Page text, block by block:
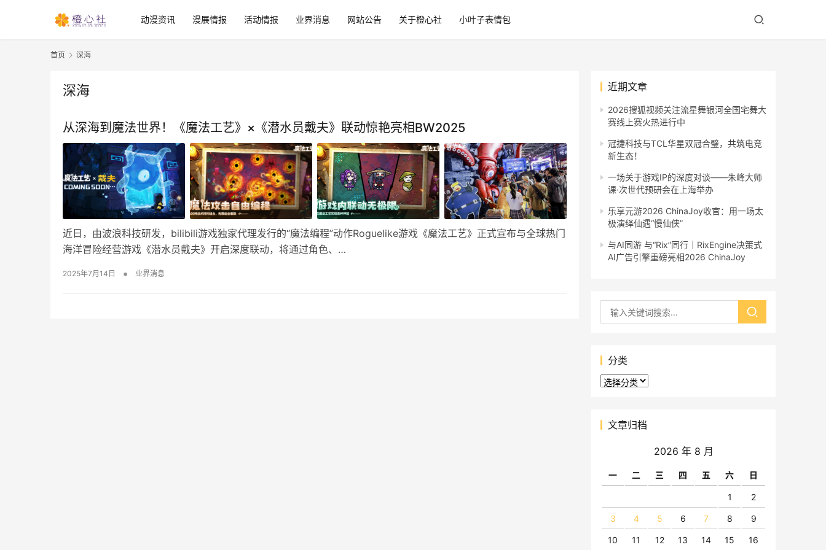
动漫资讯 漫展情报 活动情报 业界消息 网站公告 关于橙心社 小叶子表情包
首页 深海
深海
从深海到魔法世界！《魔法工艺》×《潜水员戴夫》联动惊艳亮相BW2025
近日，由波浪科技研发，bilibili游戏独家代理发行的“魔法编程”动作Roguelike游戏《魔法工艺》正式宣布与全球热门
海洋冒险经营游戏《潜水员戴夫》开启深度联动，将通过角色、…
2025年7月14日 • 业界消息
近期文章
2026搜狐视频关注流星舞银河全国宅舞大
赛线上赛火热进行中
冠捷科技与TCL华星双冠合璧，共筑电竞
新生态！
一场关于游戏IP的深度对谈——朱峰大师
课·次世代预研会在上海举办
乐享元游2026 ChinaJoy收官：用一场太
极演绎仙遇“慢仙侠”
与AI同游 与“Rix”同行｜RixEngine决策式
AI广告引擎重磅亮相2026 ChinaJoy
分类
分
文章归档
2026 年 8 月
一 二 三 四 五 六 日
1 2
3 4 5 6 7 8 9
10 11 12 13 14 15 16